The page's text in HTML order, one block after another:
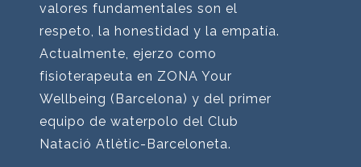
valores fundamentales son el
respeto, la honestidad y la empatía.
Actualmente, ejerzo como
fisioterapeuta en ZONA Your
Wellbeing (Barcelona) y del primer
equipo de waterpolo del Club
Natació Atlètic-Barceloneta.